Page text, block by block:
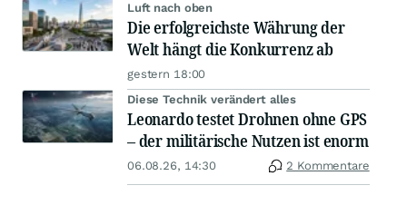
Luft nach oben
Die erfolgreichste Währung der
Welt hängt die Konkurrenz ab
gestern 18:00
Diese Technik verändert alles
Leonardo testet Drohnen ohne GPS
– der militärische Nutzen ist enorm
06.08.26, 14:30 2 Kommentare